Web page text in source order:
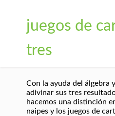
juegos de
tres
Con la ayuda del álgebra
adivinar sus tres
hacemos una distinción
naipes y los juegos de